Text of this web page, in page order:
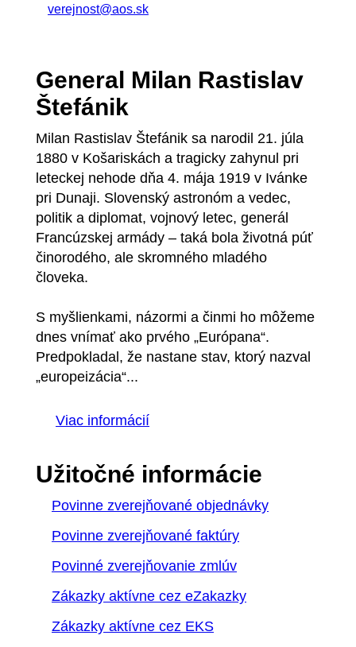
verejnost@aos.sk
General Milan Rastislav
Štefánik
Milan Rastislav Štefánik sa narodil 21. júla
1880 v Košariskách a tragicky zahynul pri
leteckej nehode dňa 4. mája 1919 v Ivánke
pri Dunaji. Slovenský astronóm a vedec,
politik a diplomat, vojnový letec, generál
Francúzskej armády – taká bola životná púť
činorodého, ale skromného mladého
človeka.
S myšlienkami, názormi a činmi ho môžeme
dnes vnímať ako prvého „Európana“.
Predpokladal, že nastane stav, ktorý nazval
„europeizácia“...
Viac informácií
Užitočné informácie
Povinne zverejňované objednávky
Povinne zverejňované faktúry
Povinné zverejňovanie zmlúv
Zákazky aktívne cez eZakazky
Zákazky aktívne cez EKS